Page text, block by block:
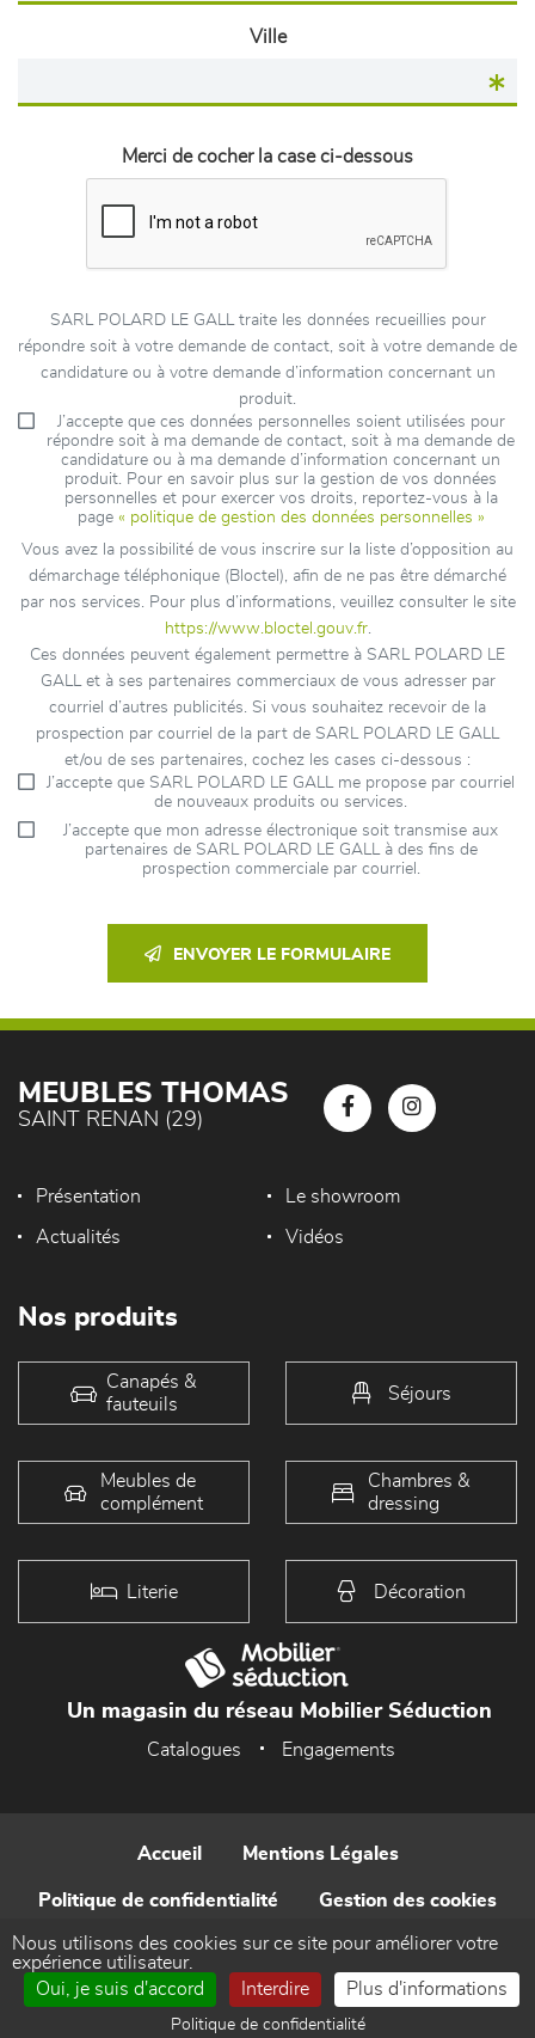
Ville
Merci de cocher la case ci-dessous
SARL POLARD LE GALL traite les données recueillies pour
répondre soit à votre demande de contact, soit à votre demande de
candidature ou à votre demande d’information concernant un
produit.
J’accepte que ces données personnelles soient utilisées pour
répondre soit à ma demande de contact, soit à ma demande de
candidature ou à ma demande d’information concernant un
produit. Pour en savoir plus sur la gestion de vos données
personnelles et pour exercer vos droits, reportez-vous à la
page « politique de gestion des données personnelles »
Vous avez la possibilité de vous inscrire sur la liste d’opposition au
démarchage téléphonique (Bloctel), afin de ne pas être démarché
par nos services. Pour plus d’informations, veuillez consulter le site
https://www.bloctel.gouv.fr.
Ces données peuvent également permettre à SARL POLARD LE
GALL et à ses partenaires commerciaux de vous adresser par
courriel d’autres publicités. Si vous souhaitez recevoir de la
prospection par courriel de la part de SARL POLARD LE GALL
et/ou de ses partenaires, cochez les cases ci-dessous :
J’accepte que SARL POLARD LE GALL me propose par courriel
de nouveaux produits ou services.
J’accepte que mon adresse électronique soit transmise aux
partenaires de SARL POLARD LE GALL à des fins de
prospection commerciale par courriel.
ENVOYER LE FORMULAIRE
MEUBLES THOMAS
SAINT RENAN (29)
Présentation Le showroom
Actualités Vidéos
Nos produits
Canapés &
fauteuils
Séjours
Meubles de
complément
Chambres &
dressing
Literie Décoration
Un magasin du réseau Mobilier Séduction
Catalogues Engagements
Accueil Mentions Légales
Politique de confidentialité Gestion des cookies
Contact
Réalisé par WEB Enseignes
Nous utilisons des cookies sur ce site pour améliorer votre
expérience utilisateur.
Oui, je suis d'accord
Interdire Plus d'informations
Politique de confidentialité